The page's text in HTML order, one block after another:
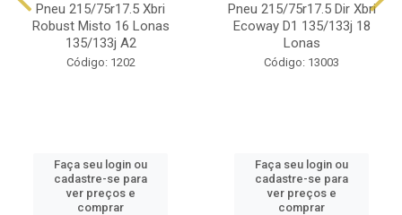
Pneu 215/75r17.5 Xbri
Robust Misto 16 Lonas
135/133j A2
Código: 1202
Faça seu login ou
cadastre-se para
ver preços e
comprar
Pneu 215/75r17.5 Dir Xbri
Ecoway D1 135/133j 18
Lonas
Código: 13003
Faça seu login ou
cadastre-se para
ver preços e
comprar